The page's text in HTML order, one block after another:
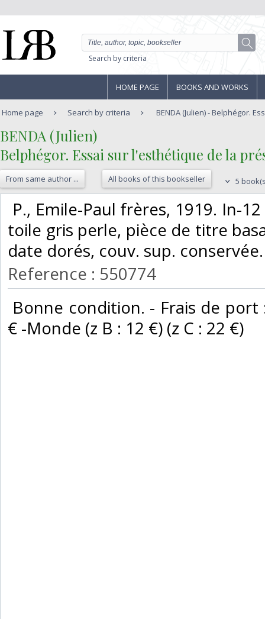
Search by criteria
HOME PAGE BOOKS AND WORKS
Home page Search by criteria BENDA (Julien) - Belphégor.
‎BENDA (Julien)‎
‎Belphégor. Essai sur l'esthétique de la
From same author ... All books of this bookseller 5
P., Emile-Paul frères, 1919. In-
toile gris perle, pièce de titre
date dorés, couv. sup.
Reference : 550774
Bonne condition. - Frais de port
€ -Monde (z B : 12 €) (z C : 22 €) ‎